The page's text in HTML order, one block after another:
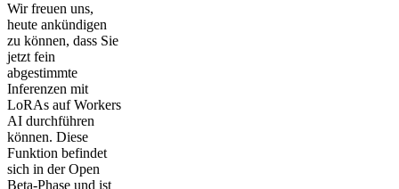
Wir freuen uns,
heute ankündigen
zu können, dass Sie
jetzt fein
abgestimmte
Inferenzen mit
LoRAs auf Workers
AI durchführen
können. Diese
Funktion befindet
sich in der Open
Beta-Phase und ist